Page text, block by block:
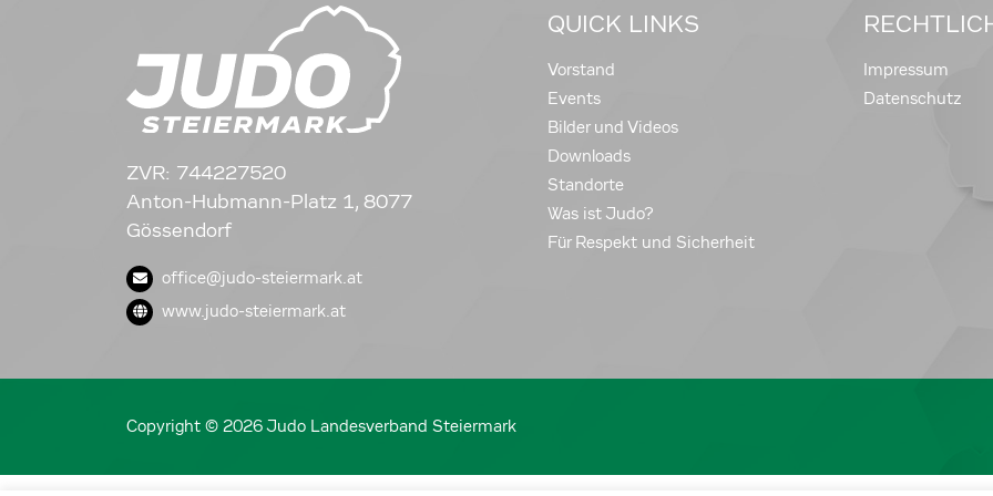
ZVR: 744227520
Anton-Hubmann-Platz 1, 8077
Gössendorf
office@judo-steiermark.at
www.judo-steiermark.at
QUICK LINKS
Vorstand
Events
Bilder und Videos
Downloads
Standorte
Was ist Judo?
Für Respekt und Sicherheit
Impressum
Datenschutz
Copyright © 2026 Judo Landesverband Steiermark